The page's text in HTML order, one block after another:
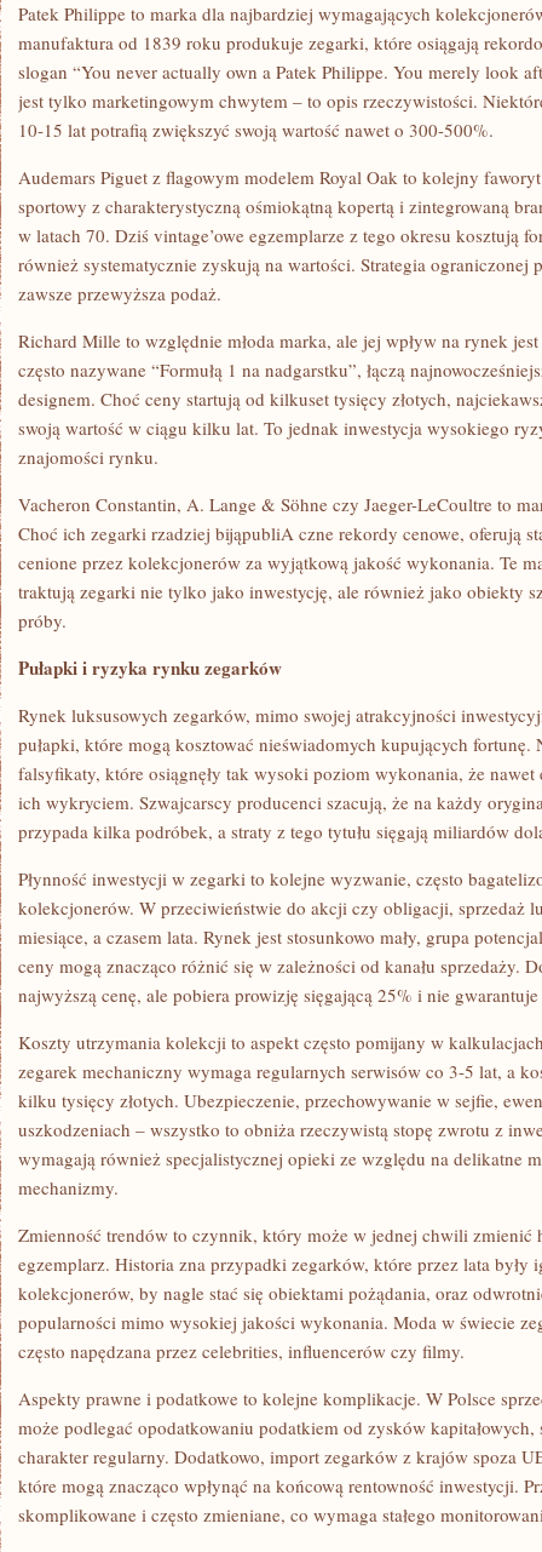
Patek Philippe to marka dla najbardziej wymagających
manufaktura od 1839 roku produkuje zegarki, które osiągają
slogan “You never actually own a Patek Philippe. You merely look
jest tylko marketingowym chwytem – to opis rzeczywistości.
10-15 lat potrafią zwiększyć swoją wartość nawet o 300-500%.
Audemars Piguet z flagowym modelem Royal Oak to kolejny
sportowy z charakterystyczną ośmiokątną kopertą i zintegrowaną
w latach 70. Dziś vintage’owe egzemplarze z tego okresu kosztują
również systematycznie zyskują na wartości. Strategia ograniczonej
zawsze przewyższa podaż.
Richard Mille to względnie młoda marka, ale jej wpływ na rynek
często nazywane “Formułą 1 na nadgarstku”, łączą
designem. Choć ceny startują od kilkuset tysięcy złotych,
swoją wartość w ciągu kilku lat. To jednak inwestycja wysokiego
znajomości rynku.
Vacheron Constantin, A. Lange & Söhne czy Jaeger-LeCoultre to
Choć ich zegarki rzadziej bijąpubliA czne rekordy cenowe, oferują
cenione przez kolekcjonerów za wyjątkową jakość wykonania. Te
traktują zegarki nie tylko jako inwestycję, ale również jako obiekty
próby.
Pułapki i ryzyka rynku zegarków
Rynek luksusowych zegarków, mimo swojej atrakcyjności
pułapki, które mogą kosztować nieświadomych kupujących fortunę.
falsyfikaty, które osiągnęły tak wysoki poziom wykonania, że
ich wykryciem. Szwajcarscy producenci szacują, że na każdy
przypada kilka podróbek, a straty z tego tytułu sięgają miliardów
Płynność inwestycji w zegarki to kolejne wyzwanie, często
kolekcjonerów. W przeciwieństwie do akcji czy obligacji, sprzedaż
miesiące, a czasem lata. Rynek jest stosunkowo mały, grupa
ceny mogą znacząco różnić się w zależności od kanału sprzedaży.
najwyższą cenę, ale pobiera prowizję sięgającą 25% i nie
Koszty utrzymania kolekcji to aspekt często pomijany w
zegarek mechaniczny wymaga regularnych serwisów co 3-5 lat, a
kilku tysięcy złotych. Ubezpieczenie, przechowywanie w sejfie,
uszkodzeniach – wszystko to obniża rzeczywistą stopę zwrotu z
wymagają również specjalistycznej opieki ze względu na delikatne
mechanizmy.
Zmienność trendów to czynnik, który może w jednej chwili zmienić
egzemplarz. Historia zna przypadki zegarków, które przez lata były
kolekcjonerów, by nagle stać się obiektami pożądania, oraz
popularności mimo wysokiej jakości wykonania. Moda w świecie
często napędzana przez celebrities, influencerów czy filmy.
Aspekty prawne i podatkowe to kolejne komplikacje. W Polsce
może podlegać opodatkowaniu podatkiem od zysków kapitałowych,
charakter regularny. Dodatkowo, import zegarków z krajów spoza
które mogą znacząco wpłynąć na końcową rentowność inwestycji.
skomplikowane i często zmieniane, co wymaga stałego